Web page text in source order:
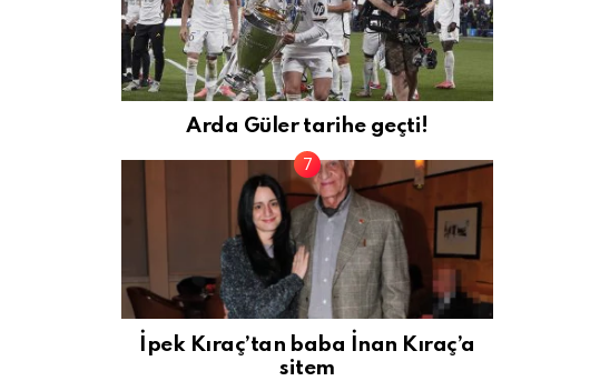
Arda Güler tarihe geçti!
İpek Kıraç’tan baba İnan Kıraç’a
sitem